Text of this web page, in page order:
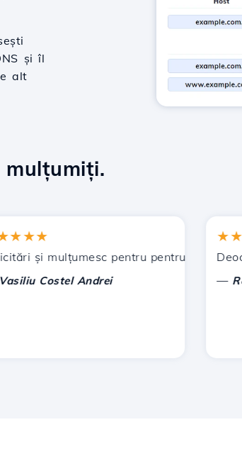
și îl
alt
mulțumiți.
recomandat și altor cunoștințe.
și mulțumesc pentru pentru sprijinul
Costel Andrei